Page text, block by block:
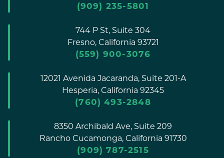
(909) 235-5801
744 P St, Suite 304
Fresno, California 93721
(559) 900-3076
12021 Avenida Jacaranda, Suite 201-A
Hesperia, California 92345
(760) 493-2848
8350 Archibald Ave, Suite 209
Rancho Cucamonga, California 91730
(909) 787-2515